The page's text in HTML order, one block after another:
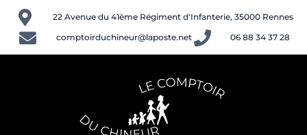
Aller
au
22 Avenue du 41ème Régiment d'Infanterie, 35000 Rennes
comptoirduchineur@laposte.net
06 88 34 37 28